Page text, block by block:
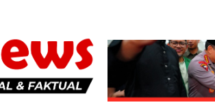
Previous